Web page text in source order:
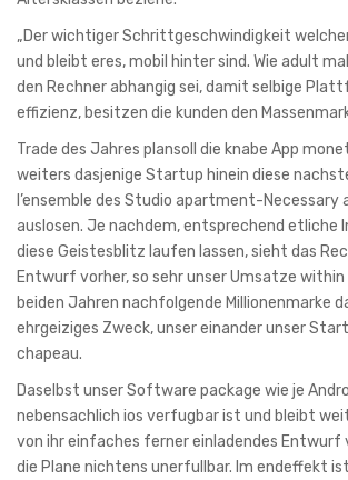
„Der wichtiger Schrittgeschwindigkeit
und bleibt eres, mobil hinter sind. Wie adult
den Rechner abhangig sei, damit selbige
effizienz, besitzen die kunden den
Trade des Jahres plansoll die knabe App
weiters dasjenige Startup hinein diese
l’ensemble des Studio apartment-Necessary
auslosen. Je nachdem, entsprechend etliche
diese Geistesblitz laufen lassen, sieht das
Entwurf vorher, so sehr unser Umsatze within
beiden Jahren nachfolgende Millionenmarke
ehrgeiziges Zweck, unser einander unser
chapeau.
Daselbst unser Software package wie je
nebensachlich ios verfugbar ist und bleibt
von ihr einfaches ferner einladendes Entwurf
die Plane nichtens unerfullbar. Im endeffekt